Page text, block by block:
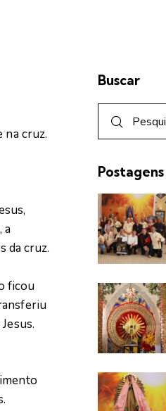
na cruz.
a
da cruz.
ficou
Buscar